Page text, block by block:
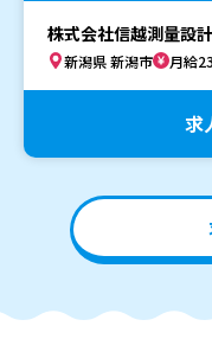
株式会社信越測量設計
新潟県 新潟市 月給
求